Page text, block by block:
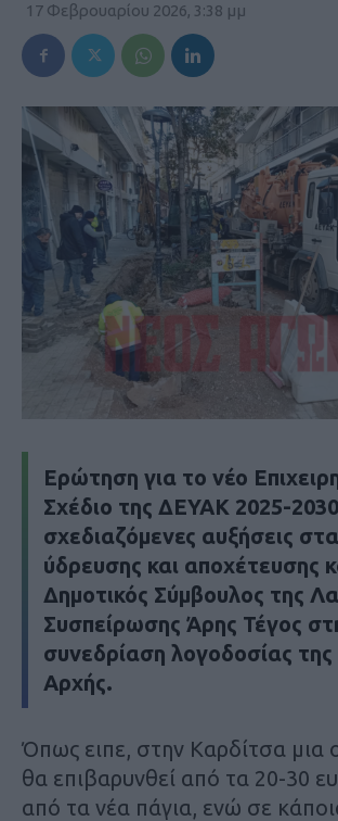
17 Φεβρουαρίου 2026, 3:38 μμ
Ερώτηση για το νέο
Σχέδιο της ΔΕΥΑΚ 2025-2030
σχεδιαζόμενες αυξήσεις
ύδρευσης και αποχέτευσης
Δημοτικός Σύμβουλος της
Συσπείρωσης Άρης Τέγος
συνεδρίαση λογοδοσίας της
Αρχής.
Όπως ειπε, στην Καρδίτσα μια
θα επιβαρυνθεί από τα 20-30
από τα νέα πάγια, ενώ σε